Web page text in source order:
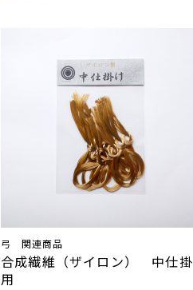
弓 関連商品
合成繊維（ザイロン） 中仕掛
用